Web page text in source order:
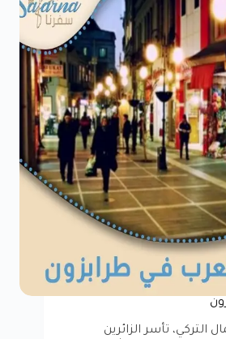
التركي، تأسر الزائرين